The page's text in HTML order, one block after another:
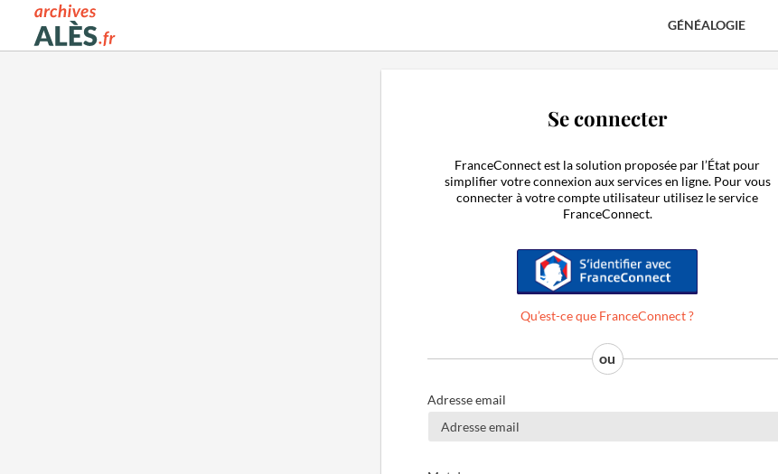
Archives municipales d'Alès GÉNÉALOGIE
Se connecter
FranceConnect est la solution proposée par l’État pour
simplifier votre connexion aux services en ligne. Pour vous
connecter à votre compte utilisateur utilisez le service
FranceConnect.
S'identifier avec FranceConnect
Qu’est-ce que FranceConnect ?
Adresse email